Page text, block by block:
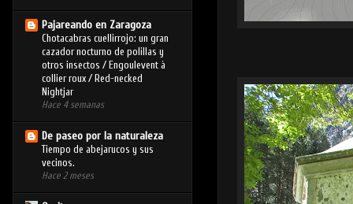
Pajareando en Zaragoza
Chotacabras cuellirrojo: un gran
cazador nocturno de polillas y
otros insectos / Engoulevent à
collier roux / Red-necked
Nightjar
Hace 4 semanas
De paseo por la naturaleza
Tiempo de abejarucos y sus
vecinos.
Hace 2 meses